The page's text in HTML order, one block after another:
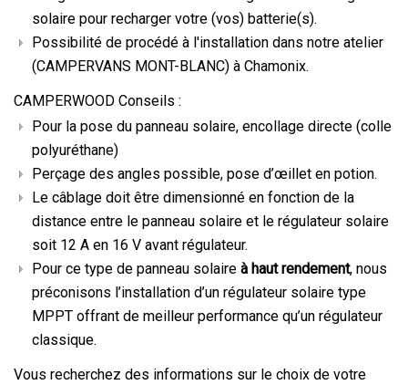
solaire pour recharger votre (vos) batterie(s).
Possibilité de procédé à l'installation dans notre atelier
(CAMPERVANS MONT-BLANC) à Chamonix.
CAMPERWOOD Conseils :
Pour la pose du panneau solaire, encollage directe (colle
polyuréthane)
Perçage des angles possible, pose d’œillet en potion.
Le câblage doit être dimensionné en fonction de la
distance entre le panneau solaire et le régulateur solaire
soit 12 A en 16 V avant régulateur.
Pour ce type de panneau solaire à haut rendement, nous
préconisons l’installation d’un régulateur solaire type
MPPT offrant de meilleur performance qu’un régulateur
classique.
Vous recherchez des informations sur le choix de votre